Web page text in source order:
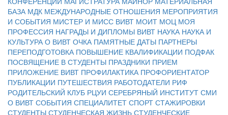
БАЗА МДК МЕЖДУНАРОДНЫЕ ОТНОШЕНИЯ МЕРОПРИЯТИЯ
И СОБЫТИЯ МИСТЕР И МИСС ВИВТ МОИТ МОЦ МОЯ
ПРОФЕССИЯ НАГРАДЫ И ДИПЛОМЫ ВИВТ НАУКА НАУКА И
КУЛЬТУРА О ВИВТ ОЧКА ПАМЯТНЫЕ ДАТЫ ПАРТНЕРЫ
ПЕРЕПОДГОТОВКА ПОВЫШЕНИЕ КВАЛИФИКАЦИИ ПОДФАК
ПОСВЯЩЕНИЕ В СТУДЕНТЫ ПРАЗДНИКИ ПРИЕМ
ПРИЛОЖЕНИЕ ВИВТ ПРОФИЛАКТИКА ПРОФОРИЕНТАТОР
ПУБЛИКАЦИИ ПУТЕШЕСТВИЯ РАБОТОДАТЕЛИ РИФ
РОДИТЕЛЬСКИЙ КЛУБ РЦУИ СЕРЕБРЯНЫЙ ИНСТИТУТ СМИ
О ВИВТ СОБЫТИЯ СПЕЦИАЛИТЕТ СПОРТ СТАЖИРОВКИ
СТУДЕНТЫ СТУДЕНЧЕСКАЯ ЖИЗНЬ СТУДЕНЧЕСКИЕ